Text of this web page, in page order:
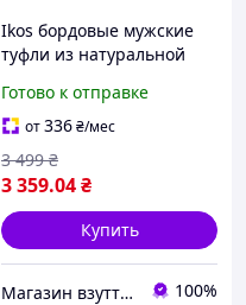
Ikos бордовые мужские
туфли из натуральной
Готово к отправке
от336₴/мес
3 359.04₴
3 499 ₴
Купить
Магазин взуття Brogue.com.ua 100%